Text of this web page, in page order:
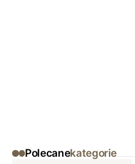
Polecanekategorie